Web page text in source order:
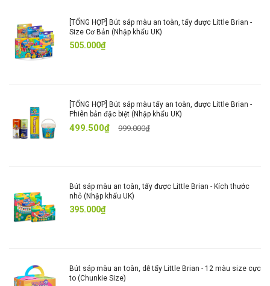
- Vẽ tranh, làm đồ thủ công mĩ nghệ …
- Gọn gàng: thay thế cho việc sử dụng màu nước và
các dụng cụ hoạ cụ
- Đa năng: vừa vẽ giấy như bút sáp, vừa sáng tạo trên
các chất liệu khác như màu nước
🟪 12 màu mini : Đen, Xanh Dương, Đỏ, Xanh Lá,
[TỔNG HỢP] Bút sáp màu an toàn, tẩy được Little Brian -
Size Cơ Bản (Nhập khẩu UK)
505.000₫
[TỔNG HỢP] Bút sáp màu tẩy an toàn, được Little Brian -
Phiên bản đặc biệt (Nhập khẩu UK)
499.500₫ 999.000₫
Bút sáp màu an toàn, tẩy được Little Brian - Kích thước
nhỏ (Nhập khẩu UK)
395.000₫
Bút sáp màu an toàn, dễ tẩy Little Brian - 12 màu size cực
to (Chunkie Size)